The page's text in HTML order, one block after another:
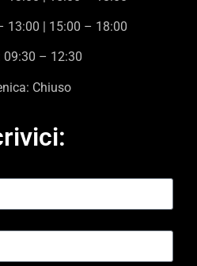
13:00 | 15:00 – 18:00
09:30 – 12:30
Chiuso